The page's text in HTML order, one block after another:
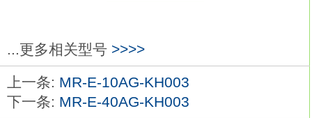
的U/V/W三相电形成电磁场，
转子在此磁场的作用下转动，同时电机自带
的编码器反馈信号给驱动器，
驱动器根据反馈值与目标值进行比较，调整
...更多相关型号 >>>>
上一条: MR-E-10AG-KH003
下一条: MR-E-40AG-KH003